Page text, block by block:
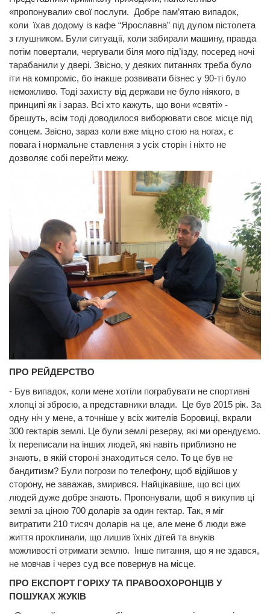
«пропонували» свої послуги. Добре пам’ятаю випадок,
коли їхав додому із кафе “Ярославна” під дулом пістолета
з глушником. Були ситуації, коли забирали машину, правда
потім повертали, чергували біля мого під’їзду, посеред ночі
тарабанили у двері. Звісно, у деяких питаннях треба було
іти на компроміс, бо інакше розвивати бізнес у 90-ті було
неможливо. Тоді захисту від держави не було ніякого, в
принципі як і зараз. Всі хто кажуть, що вони «святі» -
брешуть, всім тоді доводилося виборювати своє місце під
сонцем. Звісно, зараз коли вже міцно стою на ногах, є
повага і нормальне ставлення з усіх сторін і ніхто не
дозволяє собі перейти межу.
ПРО РЕЙДЕРСТВО
- Був випадок, коли мене хотіли пограбувати не спортивні
хлопці зі зброєю, а представники влади. Це був 2015 рік. За
одну ніч у мене, а точніше у всіх жителів Боровиці, вкрали
300 гектарів землі. Це були землі резерву, які ми орендуємо.
Їх переписали на інших людей, які навіть приблизно не
знають, в якій стороні знаходиться село. То це був не
бандитизм? Були погрози по телефону, щоб відійшов у
сторону, не заважав, змирився. Найцікавіше, що всі цих
людей дуже добре знають. Пропонували, щоб я викупив ці
землі за ціною 700 доларів за один гектар. Так, я міг
витратити 210 тисяч доларів на це, але мене б люди вже
життя проклинали, що лишив їхніх дітей та внуків
можливості отримати землю. Інше питання, що я не здався,
не мовчав і через суд все повернув на місце.
ПРО ЕКСПОРТ ГОРІХУ ТА ПРАВООХОРОНЦІВ У
ПОШУКАХ ЖУКІВ